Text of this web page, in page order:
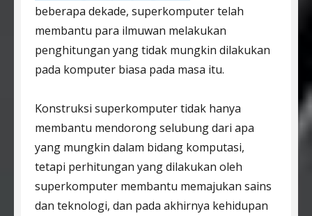
beberapa dekade, superkomputer telah
membantu para ilmuwan melakukan
penghitungan yang tidak mungkin dilakukan
pada komputer biasa pada masa itu.
Konstruksi superkomputer tidak hanya
membantu mendorong selubung dari apa
yang mungkin dalam bidang komputasi,
tetapi perhitungan yang dilakukan oleh
superkomputer membantu memajukan sains
dan teknologi, dan pada akhirnya kehidupan